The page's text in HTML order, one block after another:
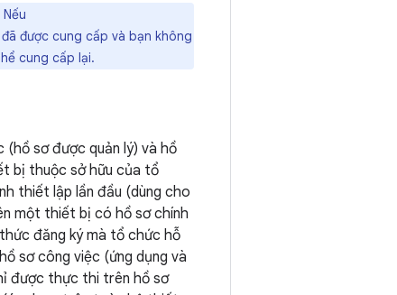
được cung cấp và bạn không
cung cấp lại.
sơ được quản lý) và hồ
bị thuộc sở hữu của tổ
thiết lập lần đầu (dùng cho
một thiết bị có hồ sơ chính
đăng ký mà tổ chức hỗ
sơ công việc (ứng dụng và
được thực thi trên hồ sơ